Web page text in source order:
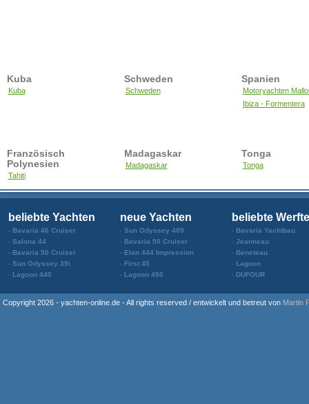
Kuba
Kuba
Schweden
Schweden
Spanien
Motoryachten
Ibiza - Formentera
Französisch
Polynesien
Tahiti
Madagaskar
Madagaskar
Tonga
Tonga
beliebte Yachten
Bavaria 46 Cruiser
Salona 44
Bavaria 50 Cruiser
Sun Odyssey 39i
Lagoon 440
neue Yachten
Sun Odyssey 409
Bavaria 50 Cruiser
Elan 444 Impression
First 45
Lagoon 450
beliebte
Bavaria Yachtbau
Jeanneau
Beneteau
Lagoon
DUFOUR
Copyright 2026 - yachten-online.de - All rights reserved / entwickelt und betreut von Martin